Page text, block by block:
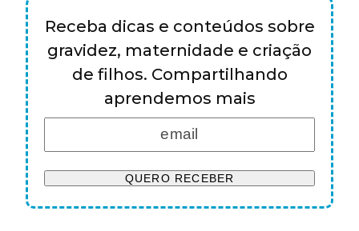
Receba dicas e conteúdos sobre
gravidez, maternidade e criação
de filhos. Compartilhando
aprendemos mais